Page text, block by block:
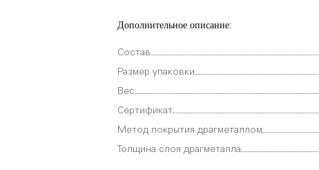
Дополнительное описание:
Состав
Размер упаковки
Вес
Сертификат
Метод покрытия драгметаллом
Толщина слоя драгметалла